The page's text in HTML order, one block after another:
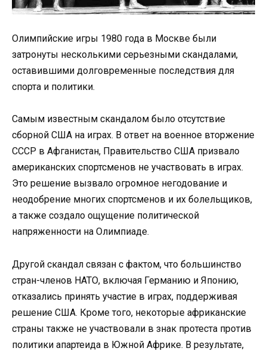
Олимпийские игры 1980 года в Москве были
затронуты несколькими серьезными скандалами,
оставившими долговременные последствия для
спорта и политики.
Самым известным скандалом было отсутствие
сборной США на играх. В ответ на военное вторжение
СССР в Афганистан, Правительство США призвало
американских спортсменов не участвовать в играх.
Это решение вызвало огромное негодование и
неодобрение многих спортсменов и их болельщиков,
а также создало ощущение политической
напряженности на Олимпиаде.
Другой скандал связан с фактом, что большинство
стран-членов НАТО, включая Германию и Японию,
отказались принять участие в играх, поддерживая
решение США. Кроме того, некоторые африканские
страны также не участвовали в знак протеста против
политики апартеида в Южной Африке. В результате,